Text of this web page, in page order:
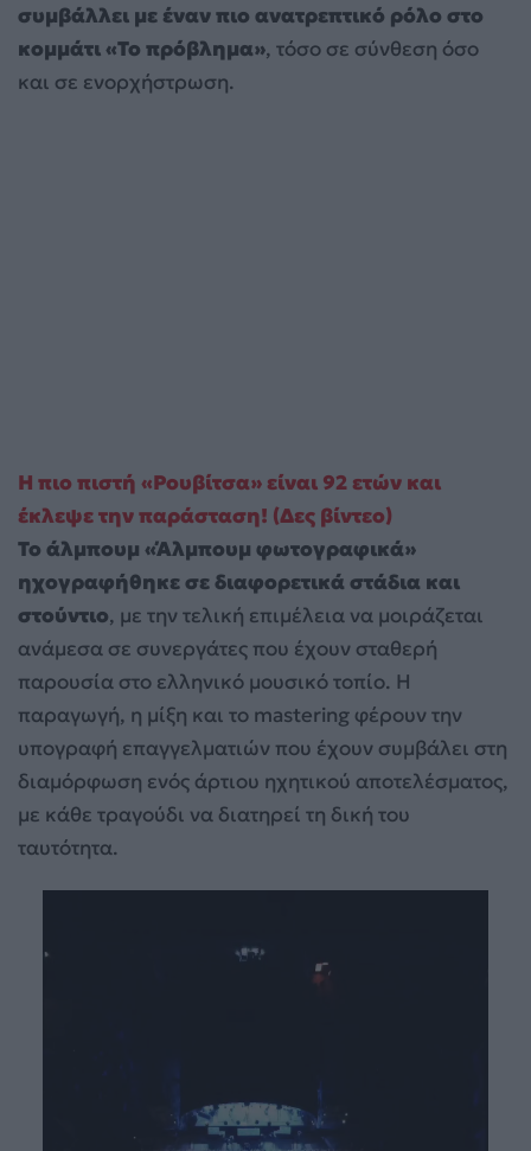
συμβάλλει με έναν πιο ανατρεπτικό ρόλο στο
κομμάτι «Το πρόβλημα», τόσο σε σύνθεση όσο
και σε ενορχήστρωση.
Η πιο πιστή «Ρουβίτσα» είναι 92 ετών και
έκλεψε την παράσταση! (Δες βίντεο)
Το άλμπουμ «Άλμπουμ φωτογραφικά»
ηχογραφήθηκε σε διαφορετικά στάδια και
στούντιο, με την τελική επιμέλεια να μοιράζεται
ανάμεσα σε συνεργάτες που έχουν σταθερή
παρουσία στο ελληνικό μουσικό τοπίο. Η
παραγωγή, η μίξη και το mastering φέρουν την
υπογραφή επαγγελματιών που έχουν συμβάλει στη
διαμόρφωση ενός άρτιου ηχητικού αποτελέσματος,
με κάθε τραγούδι να διατηρεί τη δική του
ταυτότητα.
Βίντεο